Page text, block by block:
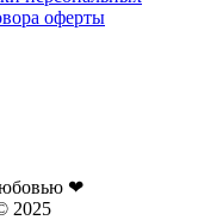
оферты
❤
2025